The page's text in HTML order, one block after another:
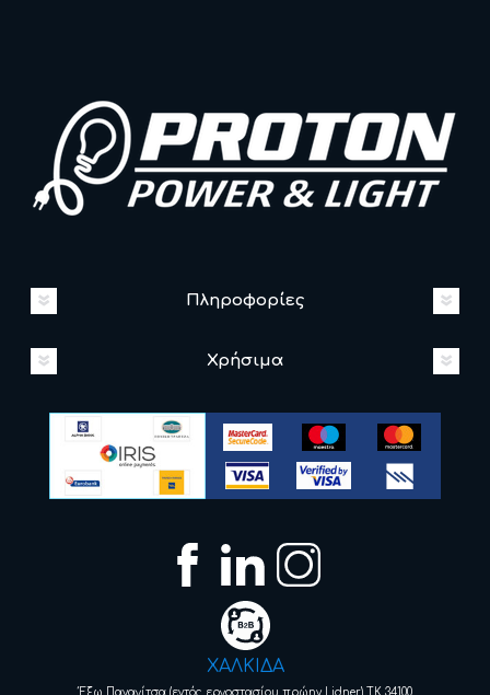
Πληροφορίες
Χρήσιμα
ΧΑΛΚΙΔΑ
Έξω Παναγίτσα (εντός εργοστασίου πρώην Lidner) ΤΚ 34100